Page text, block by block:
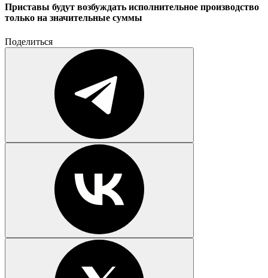
Приставы будут возбуждать исполнительное производство
только на значительные суммы
Поделиться